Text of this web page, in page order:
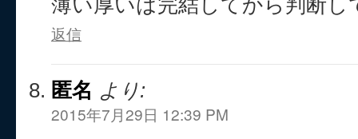
薄い厚いは完結してから判断し
返信
匿名 より:
2015年7月29日 12:39 PM